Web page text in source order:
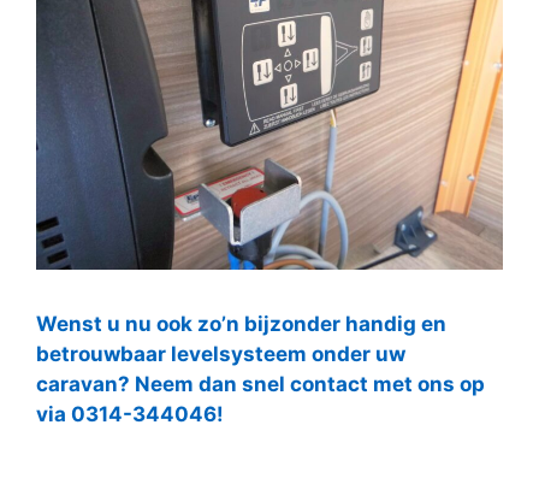
Wenst u nu ook zo’n bijzonder handig en
betrouwbaar levelsysteem onder uw
caravan? Neem dan snel contact met ons op
via 0314-344046!